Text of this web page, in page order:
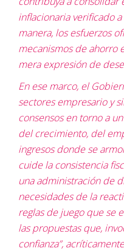
inflacionaria verificado
manera, los esfuerzos
mecanismos de ahorro
mera expresión de
En ese marco, el
sectores empresario y
consensos en torno a
del crecimiento, del
ingresos donde se
cuide la consistencia
una administración de
necesidades de la
reglas de juego que se
las propuestas que,
confianza”,